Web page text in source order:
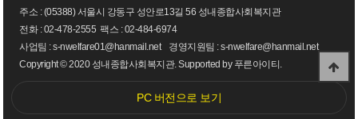
주소 : (05388) 서울시 강동구 성안로13길 56 성내종합사회복지관
전화 :02-478-2555 팩스 : 02-484-6974
사업팀 : s-nwelfare01@hanmail.net 경영지원팀 : s-nwelfare@hanmail.net
Copyright © 2020 성내종합사회복지관. Supported by 푸른아이티.
PC 버전으로 보기